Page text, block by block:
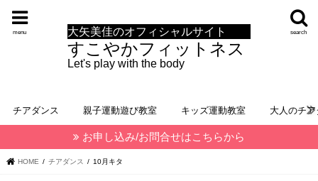
大矢美佳のオフィシャルサイト
すこやかフィットネス
Let's play with the body
search
menu
チアダンス 親子運動遊び教室 キッズ運動教室 大人のチ
お申し込み/お問合せはこちらから
HOME チアダンス 10月キタ